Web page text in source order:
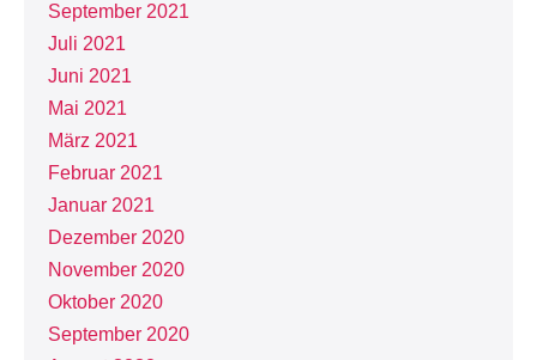
September 2021
Juli 2021
Juni 2021
Mai 2021
März 2021
Februar 2021
Januar 2021
Dezember 2020
November 2020
Oktober 2020
September 2020